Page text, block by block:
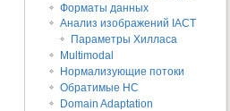
Форматы данных
Анализ изображений IACT
Параметры Хилласа
Multimodal
Нормализующие потоки
Обратимые НС
Domain Adaptation